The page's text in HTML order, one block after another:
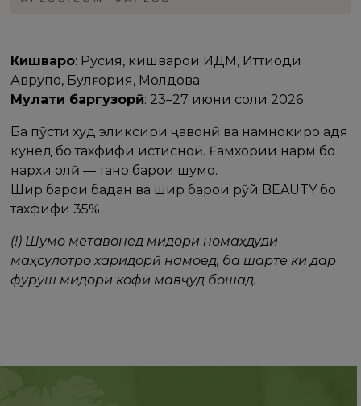
Кишварҳо: Русия, кишварҳои ИДМ, Иттиҳоди
Аврупо, Булғория, Молдова
Муҳлати баргузорӣ: 23–27 июни соли 2026
Ба пӯсти худ эликсири ҷавонӣ ва намнокиро ҳадя
кунед бо тахфифи истисноӣ. Ғамхории нарм бо
нархи олӣ — танҳо барои шумо.
Шир барои бадан ва шир барои рӯй BEAUTY бо
тахфифи 35%
(!) Шумо метавонед миқдори номаҳдуди
маҳсулотро харидорӣ намоед, ба шарте ки дар
фурӯш миқдори кофӣ мавҷуд бошад.